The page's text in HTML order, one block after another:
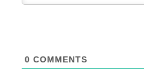
0 COMMENTS